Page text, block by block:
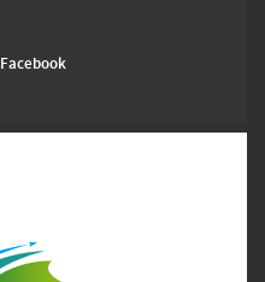
Facebook